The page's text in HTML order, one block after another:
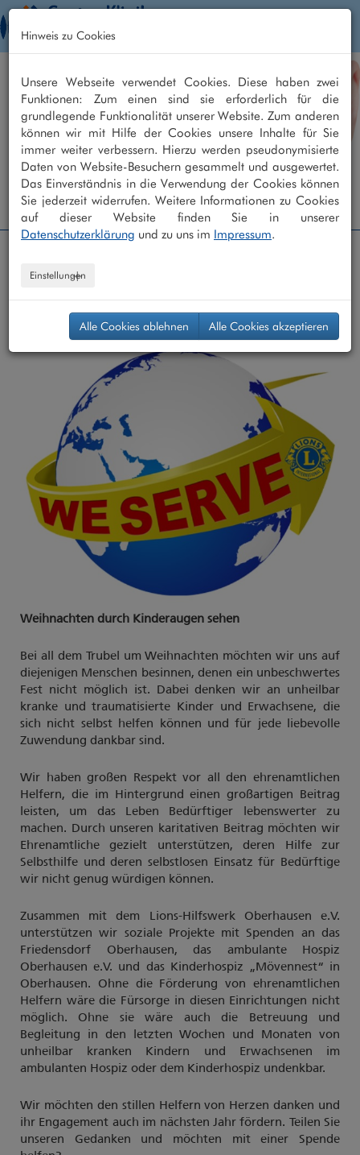
Augenklinik +49 208 - 30 40 30 40
Augenarztpraxis +49 208 - 30 40 30 0
Home
Weihnachten durch Kinderaugen sehen
Bei all dem Trubel um Weihnachten möchten wir uns auf
diejenigen Menschen besinnen, denen ein unbeschwertes
Fest nicht möglich ist. Dabei denken wir an unheilbar
kranke und traumatisierte Kinder und Erwachsene, die
sich nicht selbst helfen können und für jede liebevolle
Zuwendung dankbar sind.
Wir haben großen Respekt vor all den ehrenamtlichen
Helfern, die im Hintergrund einen großartigen Beitrag
leisten, um das Leben Bedürftiger lebenswerter zu
machen. Durch unseren karitativen Beitrag möchten wir
Ehrenamtliche gezielt unterstützen, deren Hilfe zur
Selbsthilfe und deren selbstlosen Einsatz für Bedürftige
wir nicht genug würdigen können.
Zusammen mit dem Lions-Hilfswerk Oberhausen e.V.
unterstützen wir soziale Projekte mit Spenden an das
Friedensdorf Oberhausen, das ambulante Hospiz
Oberhausen e.V. und das Kinderhospiz „Mövennest“ in
Oberhausen. Ohne die Förderung von ehrenamtlichen
Helfern wäre die Fürsorge in diesen Einrichtungen nicht
möglich. Ohne sie wäre auch die Betreuung und
Begleitung in den letzten Wochen und Monaten von
unheilbar kranken Kindern und Erwachsenen im
ambulanten Hospiz oder dem Kinderhospiz undenkbar.
Wir möchten den stillen Helfern von Herzen danken und
ihr Engagement auch im nächsten Jahr fördern. Teilen Sie
unseren Gedanken und möchten mit einer Spende
Hinweis zu Cookies
Unsere Webseite verwendet Cookies. Diese haben zwei
Funktionen: Zum einen sind sie erforderlich für die
grundlegende Funktionalität unserer Website. Zum anderen
können wir mit Hilfe der Cookies unsere Inhalte für Sie
immer weiter verbessern. Hierzu werden pseudonymisierte
Daten von Website-Besuchern gesammelt und ausgewertet.
Das Einverständnis in die Verwendung der Cookies können
Sie jederzeit widerrufen. Weitere Informationen zu Cookies
auf dieser Website finden Sie in unserer
Datenschutzerklärung und zu uns im Impressum.
Einstellungen
Alle Cookies ablehnen Alle Cookies akzeptieren